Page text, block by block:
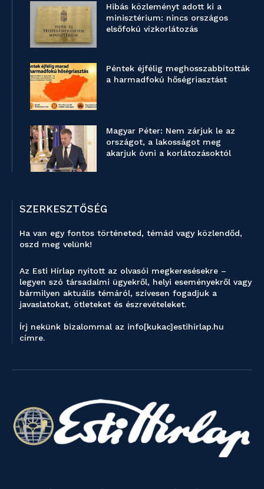
Hibás közleményt adott ki a
minisztérium: nincs országos
elsőfokú vízkorlátozás
Péntek éjfélig meghosszabbították
a harmadfokú hőségriasztást
Magyar Péter: Nem zárjuk le az
országot, a lakosságot meg
akarjuk óvni a korlátozásoktól
SZERKESZTŐSÉG
Ha van egy fontos történeted, témád vagy közlendőd,
oszd meg velünk!
Az Esti Hírlap nyitott az olvasói megkeresésekre –
legyen szó társadalmi ügyekről, helyi eseményekről vagy
bármilyen aktuális témáról, szívesen fogadjuk a
javaslatokat, ötleteket és észrevételeket.
Írj nekünk bizalommal az info[kukac]estihirlap.hu
címre.